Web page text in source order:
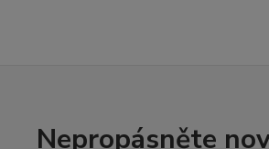
Nepropásněte